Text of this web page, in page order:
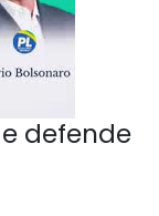
defende